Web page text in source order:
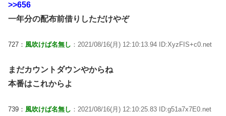
>>656
一年分の配布前借りしただけやぞ
727： 風吹けば名無し ：2021/08/16(月) 12:10:13.94 ID:XyzFIS+c0.net
まだカウントダウンやからね
本番はこれからよ
739： 風吹けば名無し ：2021/08/16(月) 12:10:25.83 ID:g51a7x7E0.net